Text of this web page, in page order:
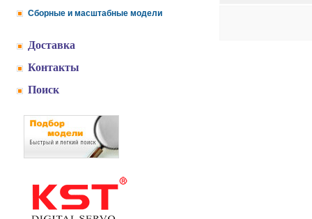
Сборные и масштабные модели
Доставка
Контакты
Поиск